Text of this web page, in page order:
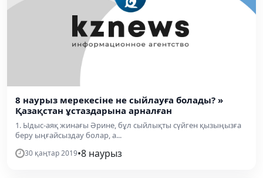
8 наурыз мерекесіне не сыйлауға болады? »
Қазақстан ұстаздарына арналған
1. Ыдыс-аяқ жинағы Әрине, бұл сыйлықты сүйген қызыңызға
беру ыңғайсыздау болар, а...
30 қаңтар 2019•8 наурыз